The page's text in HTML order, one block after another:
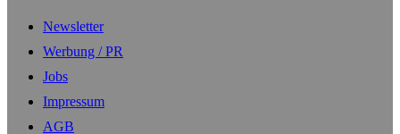
Newsletter
Werbung / PR
Jobs
Impressum
AGB